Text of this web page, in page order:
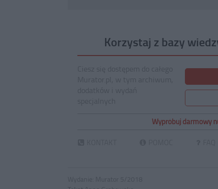
Korzystaj z bazy
Wypróbuj darmowy